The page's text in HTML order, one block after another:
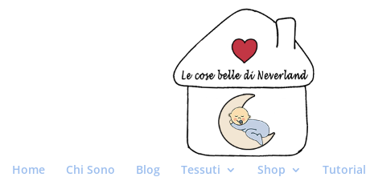
Home Chi Sono Blog Tessuti Shop Tutorial